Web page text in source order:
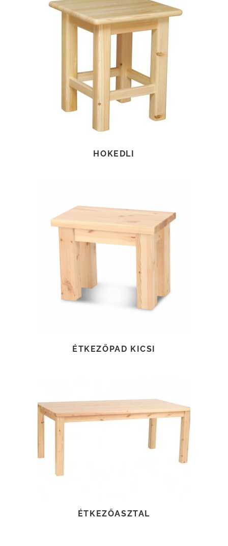
TOVÁBB OLVASOM
HOKEDLI
ÉTKEZŐPAD KICSI
ÉTKEZŐASZTAL